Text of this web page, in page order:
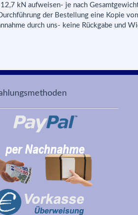
kN aufweisen- je nach
der Bestellung eine Kopie
durch uns- keine Rückgabe und